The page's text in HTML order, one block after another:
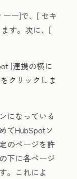
ーー]で、[ セキ
す。次に、[
]連携の横に
クリックしま
になっている
てHubSpotソ
のページを許
下に各ページ
。これによ